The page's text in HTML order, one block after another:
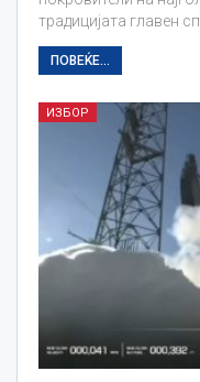
традицијата главен
ПОВЕЌЕ...
ИЗБОР